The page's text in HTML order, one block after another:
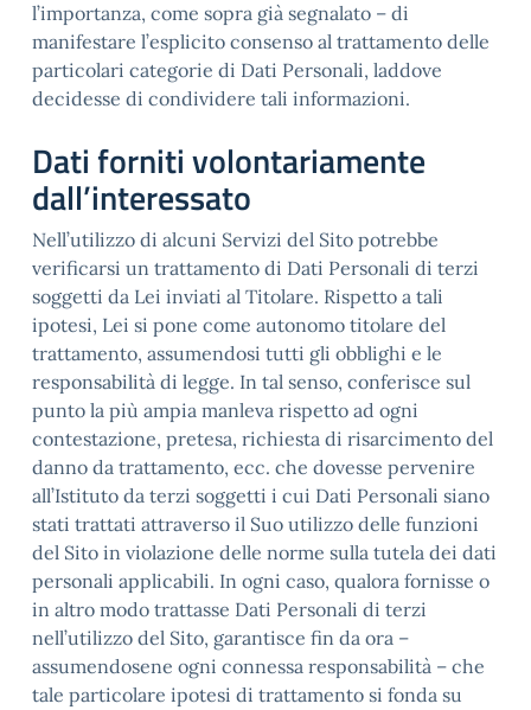
l’importanza, come sopra già segnalato – di
manifestare l’esplicito consenso al trattamento delle
particolari categorie di Dati Personali, laddove
decidesse di condividere tali informazioni.
Dati forniti volontariamente
dall’interessato
Nell’utilizzo di alcuni Servizi del Sito potrebbe
verificarsi un trattamento di Dati Personali di terzi
soggetti da Lei inviati al Titolare. Rispetto a tali
ipotesi, Lei si pone come autonomo titolare del
trattamento, assumendosi tutti gli obblighi e le
responsabilità di legge. In tal senso, conferisce sul
punto la più ampia manleva rispetto ad ogni
contestazione, pretesa, richiesta di risarcimento del
danno da trattamento, ecc. che dovesse pervenire
all’Istituto da terzi soggetti i cui Dati Personali siano
stati trattati attraverso il Suo utilizzo delle funzioni
del Sito in violazione delle norme sulla tutela dei dati
personali applicabili. In ogni caso, qualora fornisse o
in altro modo trattasse Dati Personali di terzi
nell’utilizzo del Sito, garantisce fin da ora –
assumendosene ogni connessa responsabilità – che
tale particolare ipotesi di trattamento si fonda su